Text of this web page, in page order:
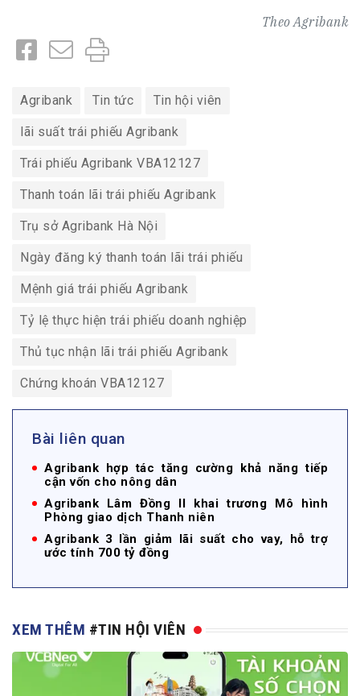
Theo Agribank
Agribank Tin tức Tin hội viên
lãi suất trái phiếu Agribank
Trái phiếu Agribank VBA12127
Thanh toán lãi trái phiếu Agribank
Trụ sở Agribank Hà Nội
Ngày đăng ký thanh toán lãi trái phiếu
Mệnh giá trái phiếu Agribank
Tỷ lệ thực hiện trái phiếu doanh nghiệp
Thủ tục nhận lãi trái phiếu Agribank
Chứng khoán VBA12127
Bài liên quan
Agribank hợp tác tăng cường khả năng tiếp
cận vốn cho nông dân
Agribank Lâm Đồng II khai trương Mô hình
Phòng giao dịch Thanh niên
Agribank 3 lần giảm lãi suất cho vay, hỗ trợ
ước tính 700 tỷ đồng
XEM THÊM #TIN HỘI VIÊN